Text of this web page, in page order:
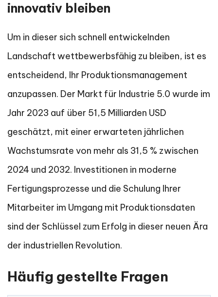
innovativ bleiben
Um in dieser sich schnell entwickelnden
Landschaft wettbewerbsfähig zu bleiben, ist es
entscheidend, Ihr Produktionsmanagement
anzupassen. Der Markt für Industrie 5.0 wurde im
Jahr 2023 auf über 51,5 Milliarden USD
geschätzt, mit einer erwarteten jährlichen
Wachstumsrate von mehr als 31,5 % zwischen
2024 und 2032. Investitionen in moderne
Fertigungsprozesse und die Schulung Ihrer
Mitarbeiter im Umgang mit Produktionsdaten
sind der Schlüssel zum Erfolg in dieser neuen Ära
der industriellen Revolution.
Häufig gestellte Fragen